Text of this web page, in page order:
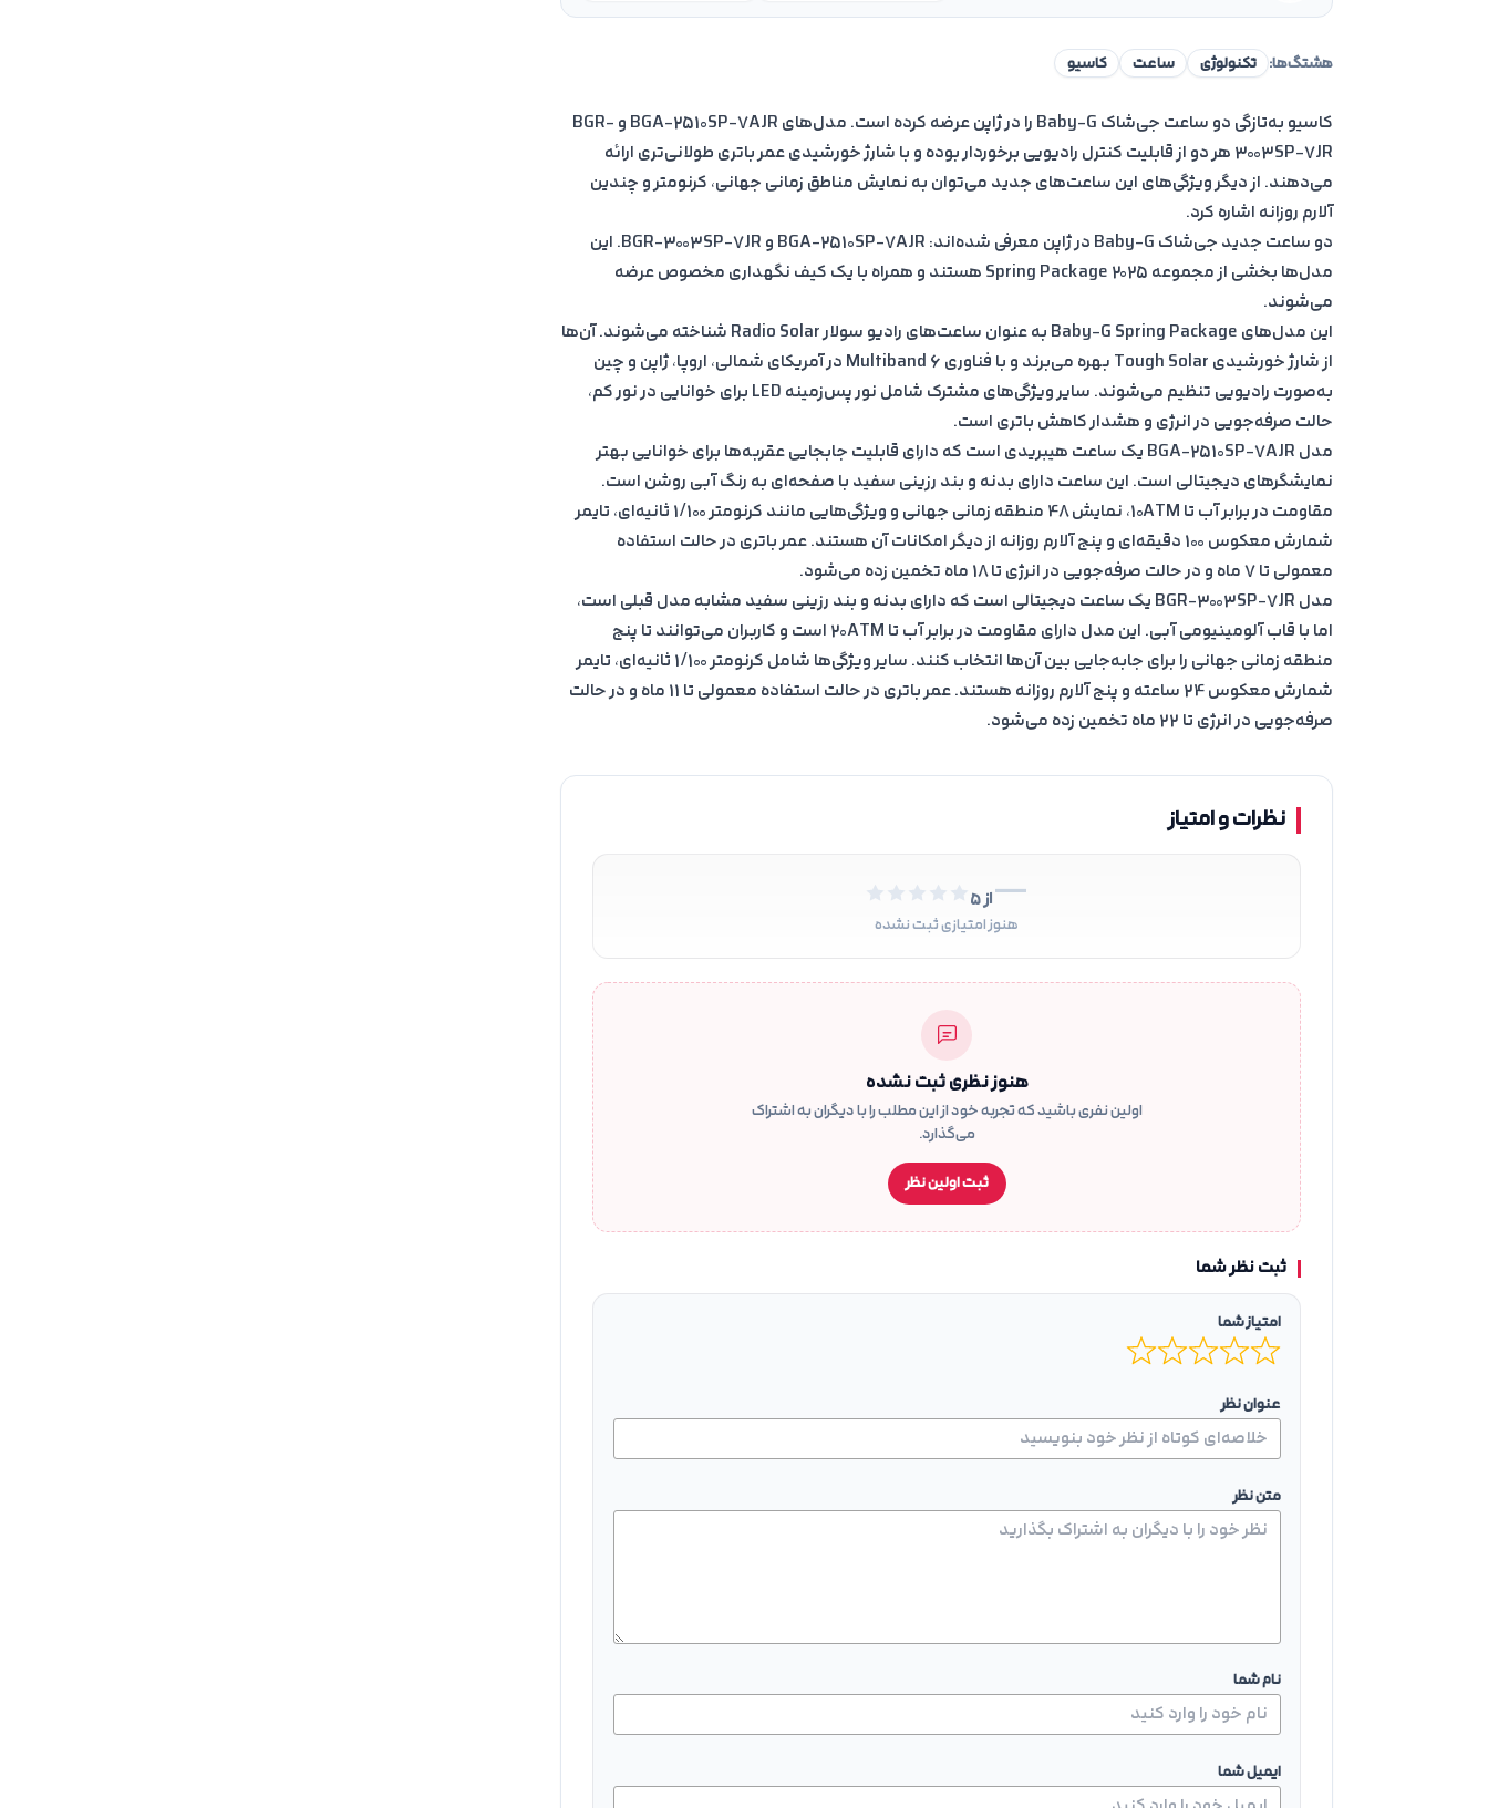
هشتگ‌ها: تکنولوژی ساعت کاسیو
کاسیو به‌تازگی دو ساعت جی‌شاک Baby-G را در ژاپن عرضه کرده است. مدل‌های BGA-2510SP-7AJR و BGR-
3003SP-7JR هر دو از قابلیت کنترل رادیویی برخوردار بوده و با شارژ خورشیدی عمر باتری طولانی‌تری ارائه
می‌دهند. از دیگر ویژگی‌های این ساعت‌های جدید می‌توان به نمایش مناطق زمانی جهانی، کرنومتر و چندین
آلارم روزانه اشاره کرد.
دو ساعت جدید جی‌شاک Baby-G در ژاپن معرفی شده‌اند: BGA-2510SP-7AJR و BGR-3003SP-7JR. این
مدل‌ها بخشی از مجموعه Spring Package 2025 هستند و همراه با یک کیف نگهداری مخصوص عرضه
می‌شوند.
این مدل‌های Baby-G Spring Package به عنوان ساعت‌های رادیو سولار Radio Solar شناخته می‌شوند. آن‌ها
از شارژ خورشیدی Tough Solar بهره می‌برند و با فناوری Multiband 6 در آمریکای شمالی، اروپا، ژاپن و چین
به‌صورت رادیویی تنظیم می‌شوند. سایر ویژگی‌های مشترک شامل نور پس‌زمینه LED برای خوانایی در نور کم،
حالت صرفه‌جویی در انرژی و هشدار کاهش باتری است.
مدل BGA-2510SP-7AJR یک ساعت هیبریدی است که دارای قابلیت جابجایی عقربه‌ها برای خوانایی بهتر
نمایشگرهای دیجیتالی است. این ساعت دارای بدنه و بند رزینی سفید با صفحه‌ای به رنگ آبی روشن است.
مقاومت در برابر آب تا 10ATM، نمایش 48 منطقه زمانی جهانی و ویژگی‌هایی مانند کرنومتر 1/100 ثانیه‌ای، تایمر
شمارش معکوس 100 دقیقه‌ای و پنج آلارم روزانه از دیگر امکانات آن هستند. عمر باتری در حالت استفاده
معمولی تا 7 ماه و در حالت صرفه‌جویی در انرژی تا 18 ماه تخمین زده می‌شود.
مدل BGR-3003SP-7JR یک ساعت دیجیتالی است که دارای بدنه و بند رزینی سفید مشابه مدل قبلی است،
اما با قاب آلومینیومی آبی. این مدل دارای مقاومت در برابر آب تا 20ATM است و کاربران می‌توانند تا پنج
منطقه زمانی جهانی را برای جابه‌جایی بین آن‌ها انتخاب کنند. سایر ویژگی‌ها شامل کرنومتر 1/100 ثانیه‌ای، تایمر
شمارش معکوس 24 ساعته و پنج آلارم روزانه هستند. عمر باتری در حالت استفاده معمولی تا 11 ماه و در حالت
صرفه‌جویی در انرژی تا 22 ماه تخمین زده می‌شود.
نظرات و امتیاز
—از ۵
هنوز امتیازی ثبت نشده
هنوز نظری ثبت نشده
اولین نفری باشید که تجربه خود از این مطلب را با دیگران به اشتراک
می‌گذارد.
ثبت اولین نظر
ثبت نظر شما
امتیاز شما
عنوان نظر
متن نظر
نام شما
ایمیل شما